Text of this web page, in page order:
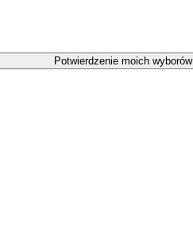
Potwierdzenie moich wyborów